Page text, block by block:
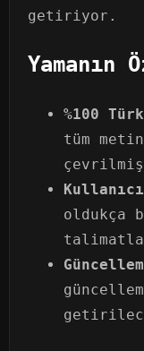
getiriyor.
%100
tüm
oldukça